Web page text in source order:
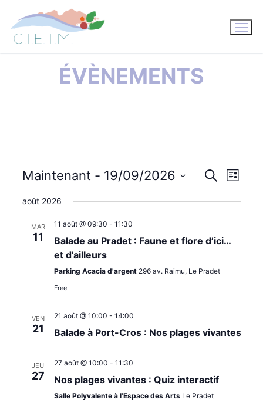
contenu
ÉVÈNEMENTS
DE
Recherche
DE
Liste
Maintenant - 19/09/2026
date.
août 2026
MAR
11
11 août @ 09:30 - 11:30
Balade au Pradet : Faune et flore d’ici…
et d’ailleurs
Parking Acacia d'argent 296 av. Raimu, Le Pradet
Free
VEN
21
21 août @ 10:00 - 14:00
Balade à Port-Cros : Nos plages vivantes
JEU
27
27 août @ 10:00 - 11:30
Nos plages vivantes : Quiz interactif
Salle Polyvalente à l’Espace des Arts Le Pradet